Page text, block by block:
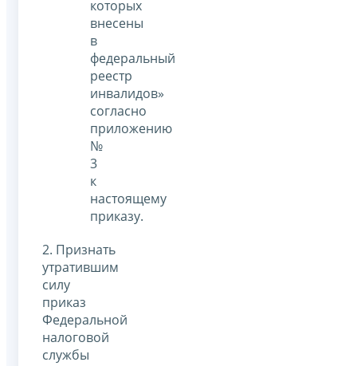
которых
внесены
в
федеральный
реестр
инвалидов»
согласно
приложению
№
3
к
настоящему
приказу.
2. Признать
утратившим
силу
приказ
Федеральной
налоговой
службы